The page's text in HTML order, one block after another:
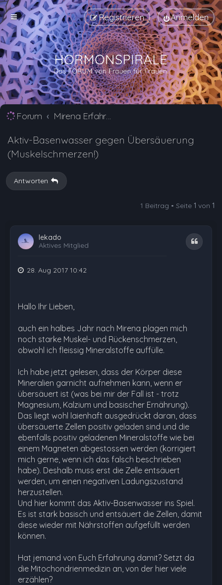
Anmelden
Registrieren
Forum Mirena Erfahrungsberichte und Nebenwirkungen
Aktiv-Basenwasser gegen Übersäuerung
(Muskelschmerzen!)
Antworten
1 Beitrag • Seite 1 von 1
lekado
Aktives Mitglied
Zitat
28. Aug 2017 10:42
Hallo Ihr Lieben,
auch ein halbes Jahr nach Mirena plagen mich
noch starke Muskel- und Rückenschmerzen,
obwohl ich fleissig Mineralstoffe auffülle.
Ich habe jetzt gelesen, dass der Körper diese
Mineralien garnicht aufnehmen kann, wenn er
übersäuert ist (was bei mir der Fall ist - trotz
Magnesium, Kalzium und basischer Ernährung).
Das liegt wohl laienhaft ausgedrückt daran, dass
übersäuerte Zellen positiv geladen sind und die
ebenfalls positiv geladenen Mineralstoffe wie bei
einem Magneten abgestossen werden (korrigiert
mich gerne, wenn ich das falsch beschrieben
habe). Deshalb muss erst die Zelle entsäuert
werden, um einen negativen Ladungszustand
herzustellen.
Und hier kommt das Aktiv-Basenwasser ins Spiel.
Es ist stark basisch und entsäuert die Zellen, damit
diese wieder mit Nährstoffen aufgefüllt werden
können.
Hat jemand von Euch Erfahrung damit? Setzt da
die Mitochondrienmedizin an, von der hier viele
erzählen?